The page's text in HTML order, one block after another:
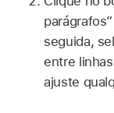
parágrafos”
seguida,
entre
ajuste